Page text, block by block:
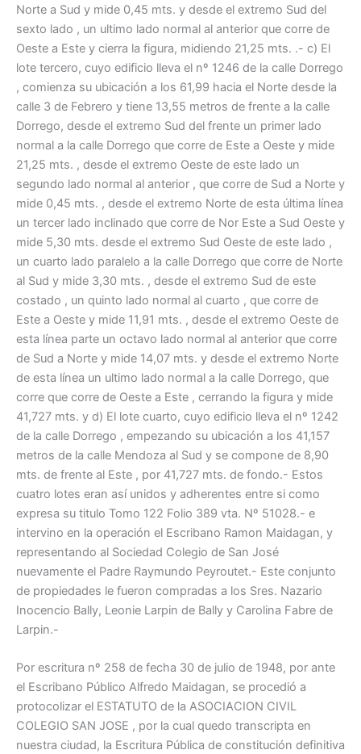
Norte a Sud y mide 0,45 mts. y desde el extremo Sud del
sexto lado , un ultimo lado normal al anterior que corre de
Oeste a Este y cierra la figura, midiendo 21,25 mts. .- c) El
lote tercero, cuyo edificio lleva el nº 1246 de la calle Dorrego
, comienza su ubicación a los 61,99 hacia el Norte desde la
calle 3 de Febrero y tiene 13,55 metros de frente a la calle
Dorrego, desde el extremo Sud del frente un primer lado
normal a la calle Dorrego que corre de Este a Oeste y mide
21,25 mts. , desde el extremo Oeste de este lado un
segundo lado normal al anterior , que corre de Sud a Norte y
mide 0,45 mts. , desde el extremo Norte de esta última línea
un tercer lado inclinado que corre de Nor Este a Sud Oeste y
mide 5,30 mts. desde el extremo Sud Oeste de este lado ,
un cuarto lado paralelo a la calle Dorrego que corre de Norte
al Sud y mide 3,30 mts. , desde el extremo Sud de este
costado , un quinto lado normal al cuarto , que corre de
Este a Oeste y mide 11,91 mts. , desde el extremo Oeste de
esta línea parte un octavo lado normal al anterior que corre
de Sud a Norte y mide 14,07 mts. y desde el extremo Norte
de esta línea un ultimo lado normal a la calle Dorrego, que
corre que corre de Oeste a Este , cerrando la figura y mide
41,727 mts. y d) El lote cuarto, cuyo edificio lleva el nº 1242
de la calle Dorrego , empezando su ubicación a los 41,157
metros de la calle Mendoza al Sud y se compone de 8,90
mts. de frente al Este , por 41,727 mts. de fondo.- Estos
cuatro lotes eran así unidos y adherentes entre si como
expresa su titulo Tomo 122 Folio 389 vta. Nº 51028.- e
intervino en la operación el Escribano Ramon Maidagan, y
representando al Sociedad Colegio de San José
nuevamente el Padre Raymundo Peyroutet.- Este conjunto
de propiedades le fueron compradas a los Sres. Nazario
Inocencio Bally, Leonie Larpin de Bally y Carolina Fabre de
Larpin.-
Por escritura nº 258 de fecha 30 de julio de 1948, por ante
el Escribano Público Alfredo Maidagan, se procedió a
protocolizar el ESTATUTO de la ASOCIACION CIVIL
COLEGIO SAN JOSE , por la cual quedo transcripta en
nuestra ciudad, la Escritura Pública de constitución definitiva